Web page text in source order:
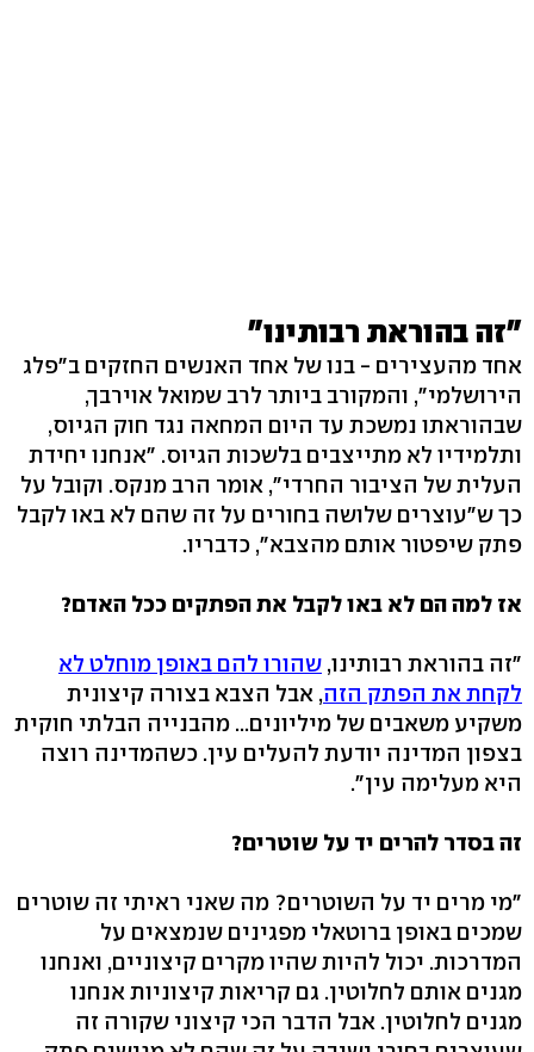
"זה בהוראת רבותינו"
אחד מהעצירים - בנו של אחד האנשים החזקים ב"פלג
הירושלמי", והמקורב ביותר לרב שמואל אוירבך,
שבהוראתו נמשכת עד היום המחאה נגד חוק הגיוס,
ותלמידיו לא מתייצבים בלשכות הגיוס. "אנחנו יחידת
העלית של הציבור החרדי", אומר הרב מנקס. וקובל על
כך ש"עוצרים שלושה בחורים על זה שהם לא באו לקבל
פתק שיפטור אותם מהצבא", כדבריו.
אז למה הם לא באו לקבל את הפתקים ככל האדם?
"זה בהוראת רבותינו, שהורו להם באופן מוחלט לא
לקחת את הפתק הזה, אבל הצבא בצורה קיצונית
משקיע משאבים של מיליונים... מהבנייה הבלתי חוקית
בצפון המדינה יודעת להעלים עין. כשהמדינה רוצה
היא מעלימה עין".
זה בסדר להרים יד על שוטרים?
"מי מרים יד על השוטרים? מה שאני ראיתי זה שוטרים
שמכים באופן ברוטאלי מפגינים שנמצאים על
המדרכות. יכול להיות שהיו מקרים קיצוניים, ואנחנו
מגנים אותם לחלוטין. גם קריאות קיצוניות אנחנו
מגנים לחלוטין. אבל הדבר הכי קיצוני שקורה זה